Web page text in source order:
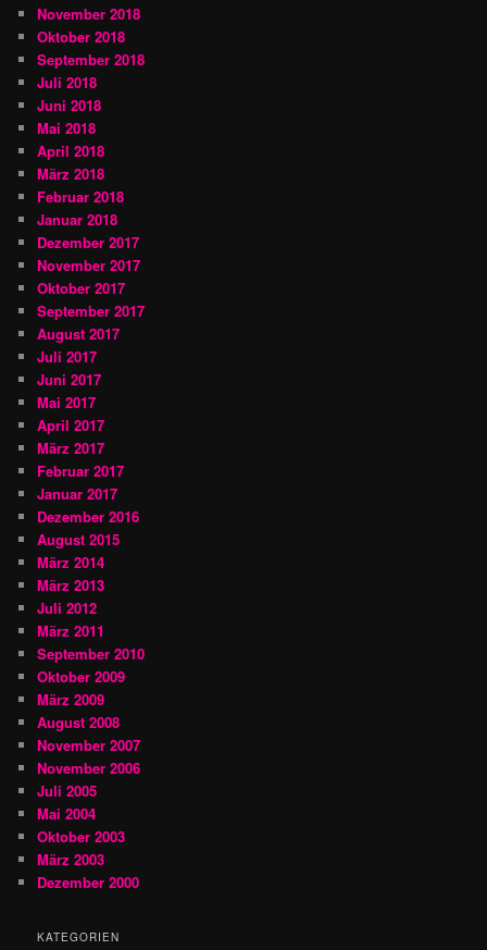
November 2018
Oktober 2018
September 2018
Juli 2018
Juni 2018
Mai 2018
April 2018
März 2018
Februar 2018
Januar 2018
Dezember 2017
November 2017
Oktober 2017
September 2017
August 2017
Juli 2017
Juni 2017
Mai 2017
April 2017
März 2017
Februar 2017
Januar 2017
Dezember 2016
August 2015
März 2014
März 2013
Juli 2012
März 2011
September 2010
Oktober 2009
März 2009
August 2008
November 2007
November 2006
Juli 2005
Mai 2004
Oktober 2003
März 2003
Dezember 2000
KATEGORIEN